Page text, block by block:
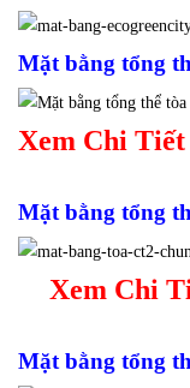
Mặt bằng tổng
Xem Chi
Mặt bằng tổng
Xem Chi
Mặt bằng tổng